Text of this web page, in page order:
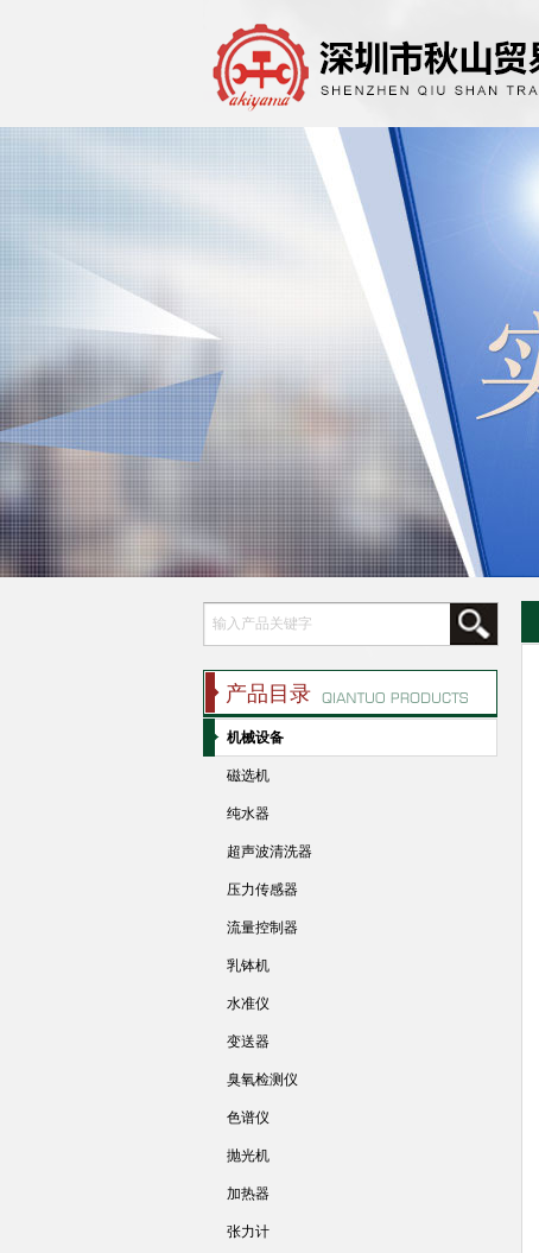
产品目录
机械设备
磁选机
纯水器
超声波清洗器
压力传感器
流量控制器
乳钵机
水准仪
变送器
臭氧检测仪
色谱仪
抛光机
加热器
张力计